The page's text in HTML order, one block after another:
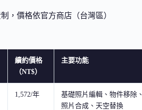
，價格依官方商店（台灣區）
續約價格
（NT$）
主要功能
1,572/年
基礎照片編輯、物件移除
照片合成、天空替換